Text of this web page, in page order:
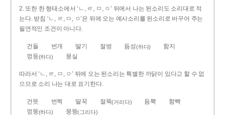
2. 또한 한 형태소에서 ‘ㄴ, ㄹ, ㅁ, ㅇ’ 뒤에서 나는 된소리도 소리대로 적
는다. 받침 ‘ㄴ, ㄹ, ㅁ, ㅇ’은 뒤에 오는 예사소리를 된소리로 바꾸어 주는
필연적인 조건이 아니다.
건들 번개 딸기 절벙 듬성(하다)
함지
껑둥(하다) 뭉실
따라서 ‘ㄴ, ㄹ, ㅁ, ㅇ’ 뒤에 오는 된소리는 특별한 까닭이 있다고 할 수 없
으므로 소리 나는 대로 표기한다.
건뜻 번쩍 딸꾹 절뚝(거리다) 듬뿍
함빡
껑뚱(하다) 뭉뚱(그리다)